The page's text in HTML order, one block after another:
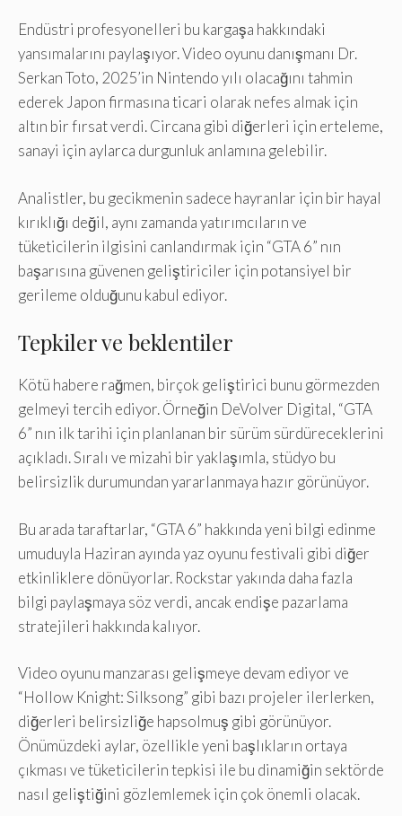
Endüstri profesyonelleri bu kargaşa hakkındaki
yansımalarını paylaşıyor. Video oyunu danışmanı Dr.
Serkan Toto, 2025’in Nintendo yılı olacağını tahmin
ederek Japon firmasına ticari olarak nefes almak için
altın bir fırsat verdi. Circana gibi diğerleri için erteleme,
sanayi için aylarca durgunluk anlamına gelebilir.
Analistler, bu gecikmenin sadece hayranlar için bir hayal
kırıklığı değil, aynı zamanda yatırımcıların ve
tüketicilerin ilgisini canlandırmak için “GTA 6” nın
başarısına güvenen geliştiriciler için potansiyel bir
gerileme olduğunu kabul ediyor.
Tepkiler ve beklentiler
Kötü habere rağmen, birçok geliştirici bunu görmezden
gelmeyi tercih ediyor. Örneğin DeVolver Digital, “GTA
6” nın ilk tarihi için planlanan bir sürüm sürdüreceklerini
açıkladı. Sıralı ve mizahi bir yaklaşımla, stüdyo bu
belirsizlik durumundan yararlanmaya hazır görünüyor.
Bu arada taraftarlar, “GTA 6” hakkında yeni bilgi edinme
umuduyla Haziran ayında yaz oyunu festivali gibi diğer
etkinliklere dönüyorlar. Rockstar yakında daha fazla
bilgi paylaşmaya söz verdi, ancak endişe pazarlama
stratejileri hakkında kalıyor.
Video oyunu manzarası gelişmeye devam ediyor ve
“Hollow Knight: Silksong” gibi bazı projeler ilerlerken,
diğerleri belirsizliğe hapsolmuş gibi görünüyor.
Önümüzdeki aylar, özellikle yeni başlıkların ortaya
çıkması ve tüketicilerin tepkisi ile bu dinamiğin sektörde
nasıl geliştiğini gözlemlemek için çok önemli olacak.